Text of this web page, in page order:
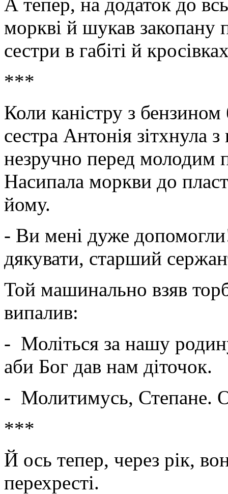
моркві й шукав закопану
сестри в габіті й
***
Коли каністру з
сестра Антонія зітхнула
незручно перед молодим
Насипала моркви до
йому.
- Ви мені дуже
дякувати, старший
Той машинально взяв
випалив:
- Моліться за нашу
аби Бог дав нам діточок.
- Молитимусь, Степане.
***
Й ось тепер, через рік,
перехресті.